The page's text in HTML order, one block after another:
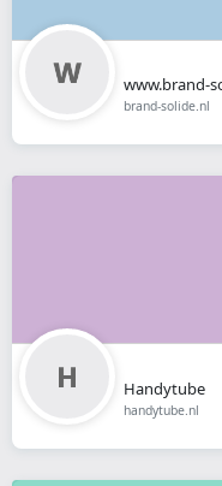
www.brand-
brand-solide.nl
Handytube
handytube.nl